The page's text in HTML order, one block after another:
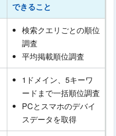
できること
検索クエリごとの順位
調査
平均掲載順位調査
1ドメイン、5キーワ
ードまで一括順位調査
PCとスマホのデバイ
スデータを取得